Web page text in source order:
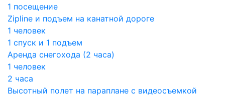
1 посещение
Zipline и подъем на канатной дороге
1 человек
1 спуск и 1 подъем
Аренда снегохода (2 часа)
1 человек
2 часа
Высотный полет на параплане с видеосъемкой